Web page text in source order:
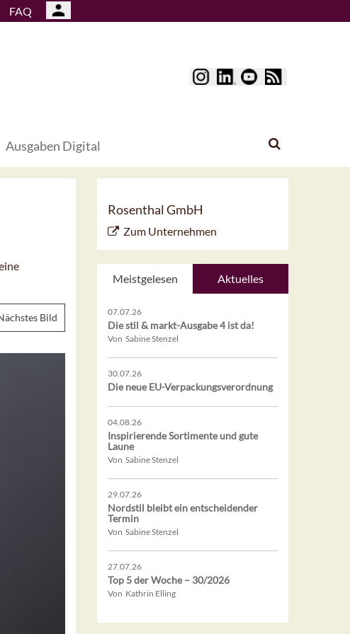
FAQ
Ausgaben Digital
Bild
Rosenthal GmbH
Zum Unternehmen
Meistgelesen Aktuelles
07.07.26
Die stil & markt-Ausgabe 4 ist da!
Von Sabine Stenzel
30.07.26
Die neue EU-Verpackungsverordnung
04.08.26
Inspirierende Sortimente und gute
Laune
Von Sabine Stenzel
29.07.26
Nordstil bleibt ein entscheidender
Termin
Von Sabine Stenzel
27.07.26
Top 5 der Woche – 30/2026
Von Kathrin Elling